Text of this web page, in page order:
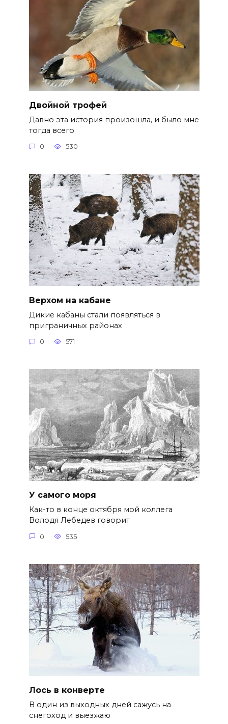
Двойной трофей
Давно эта история произошла, и было мне
тогда всего
0 530
Верхом на кабане
Дикие кабаны стали появляться в
приграничных районах
0 571
У самого моря
Как-то в конце октября мой коллега
Володя Лебедев говорит
0 535
Лось в конверте
В один из выходных дней сажусь на
снегоход и выезжаю